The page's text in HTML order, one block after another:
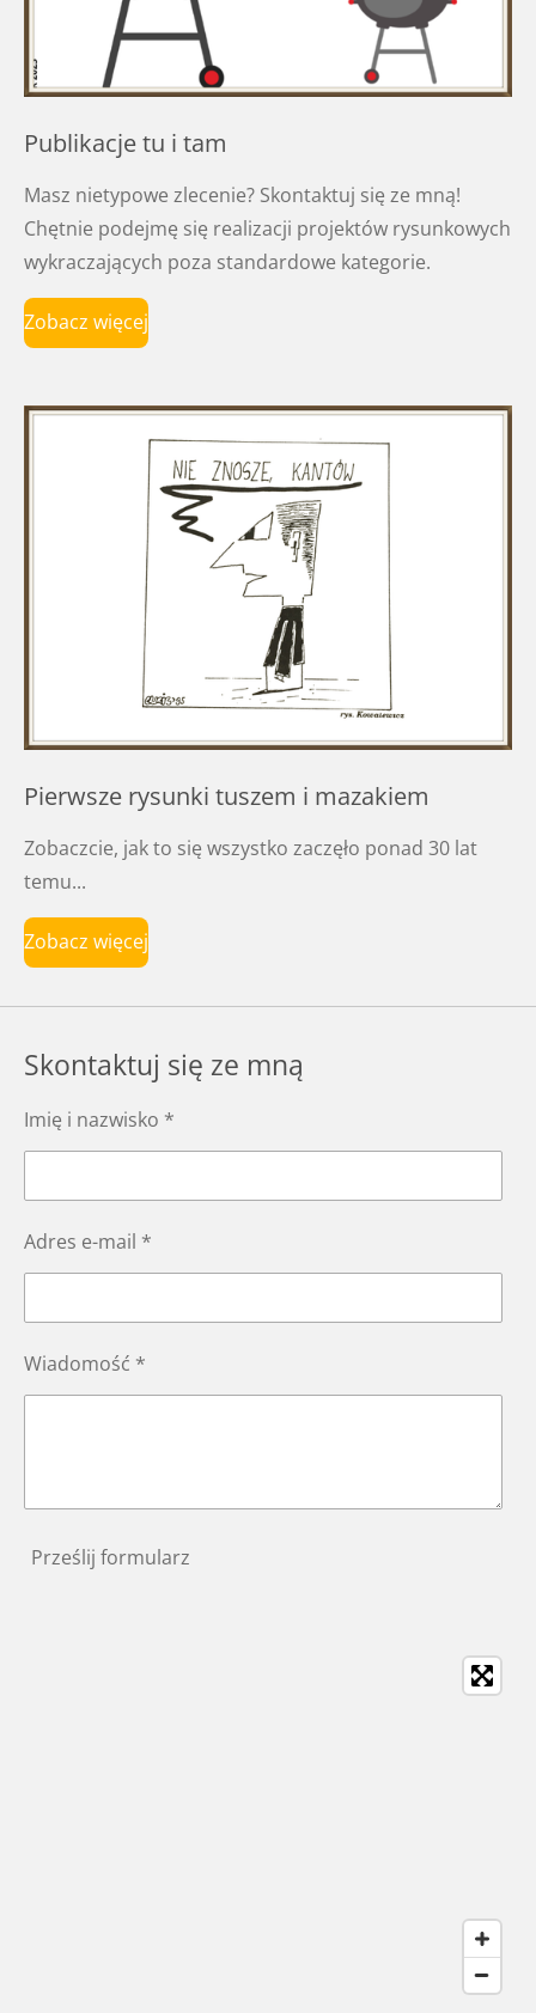
Publikacje tu i tam
Masz nietypowe zlecenie? Skontaktuj się ze mną!
Chętnie podejmę się realizacji projektów rysunkowych
wykraczających poza standardowe kategorie.
Zobacz więcej
Pierwsze rysunki tuszem i mazakiem
Zobaczcie, jak to się wszystko zaczęło ponad 30 lat
temu...
Zobacz więcej
Skontaktuj się ze mną
Imię i nazwisko *
Adres e-mail *
Wiadomość *
Prześlij formularz